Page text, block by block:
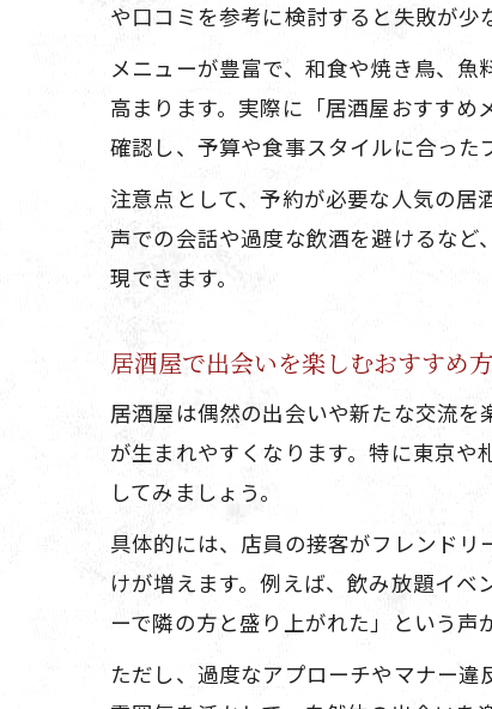
や口コミを参考に検討すると失敗が少
メニューが豊富で、和食や焼き鳥、
高まります。実際に「居酒屋おすすめ
確認し、予算や食事スタイルに合った
注意点として、予約が必要な人気の
声での会話や過度な飲酒を避けるな
現できます。
居酒屋で出会いを楽しむおすすめ
居酒屋は偶然の出会いや新たな交流
が生まれやすくなります。特に東京
してみましょう。
具体的には、店員の接客がフレンド
けが増えます。例えば、飲み放題イ
ーで隣の方と盛り上がれた」という声
ただし、過度なアプローチやマナー